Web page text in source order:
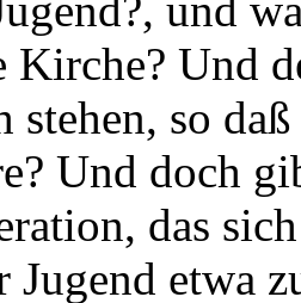
Kirche? Und
stehen, so
Und doch
das
Jugend etwa